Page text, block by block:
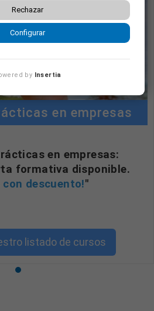
en empresas
en empresas:
formativa disponible.
con descuento!"
listado de cursos
Rechazar
Configurar
by Insertia